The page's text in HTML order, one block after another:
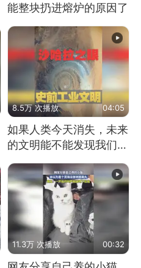
能整块扔进熔炉的原因了
8.5万 次播放 04:05
如果人类今天消失，未来
的文明能不能发现我们存
11.3万 次播放 00:32